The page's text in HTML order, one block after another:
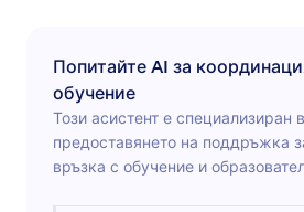
Попитайте AI за
обучение
Този асистент е специализиран в
предоставянето на поддръжка
връзка с обучение и